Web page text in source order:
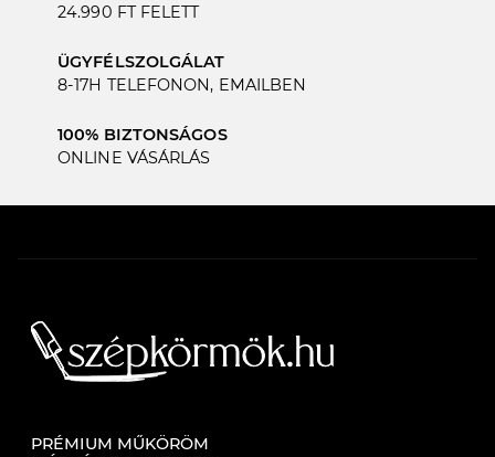
24.990 FT FELETT
ÜGYFÉLSZOLGÁLAT
8-17H TELEFONON, EMAILBEN
100% BIZTONSÁGOS
ONLINE VÁSÁRLÁS
PRÉMIUM MŰKÖRÖM